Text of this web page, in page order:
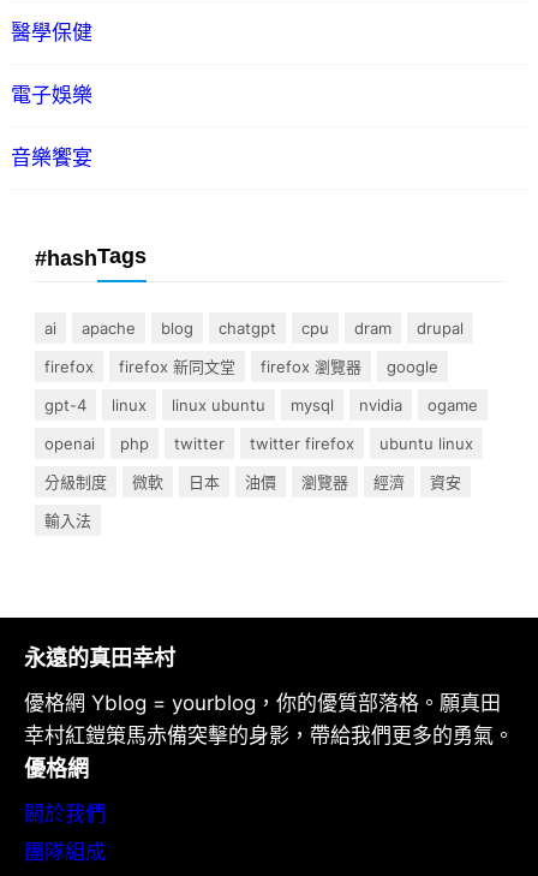
醫學保健
電子娛樂
音樂饗宴
#hashTags
ai apache blog chatgpt cpu dram
drupal
firefox
firefox 新同文堂 firefox 瀏覽器
google
gpt-4
linux linux ubuntu mysql nvidia
ogame
openai
php twitter twitter firefox
ubuntu linux
分級制度
微軟 日本 油價 瀏覽器 經濟
資安
輸入法
永遠的真田幸村
優格網 Yblog = yourblog，你的優質部落格。願真田
幸村紅鎧策馬赤備突擊的身影，帶給我們更多的勇氣。
優格網
關於我們
團隊組成